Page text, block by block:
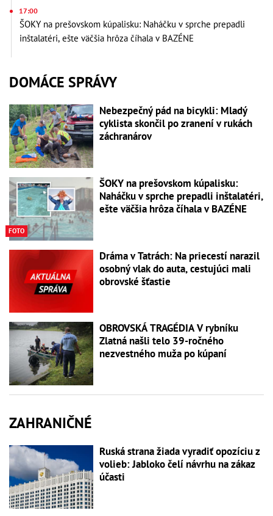
17:00
ŠOKY na prešovskom kúpalisku: Naháčku v sprche prepadli
inštalatéri, ešte väčšia hrôza číhala v BAZÉNE
DOMÁCE SPRÁVY
Nebezpečný pád na bicykli: Mladý
cyklista skončil po zranení v rukách
záchranárov
FOTO
ŠOKY na prešovskom kúpalisku:
Naháčku v sprche prepadli inštalatéri,
ešte väčšia hrôza číhala v BAZÉNE
Dráma v Tatrách: Na priecestí narazil
osobný vlak do auta, cestujúci mali
obrovské šťastie
OBROVSKÁ TRAGÉDIA V rybníku
Zlatná našli telo 39-ročného
nezvestného muža po kúpaní
ZAHRANIČNÉ
Ruská strana žiada vyradiť opozíciu z
volieb: Jabloko čelí návrhu na zákaz
účasti